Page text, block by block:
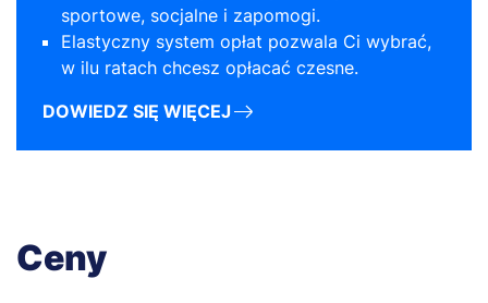
sportowe, socjalne i zapomogi.
Elastyczny system opłat pozwala Ci wybrać,
w ilu ratach chcesz opłacać czesne.
DOWIEDZ SIĘ WIĘCEJ
Ceny